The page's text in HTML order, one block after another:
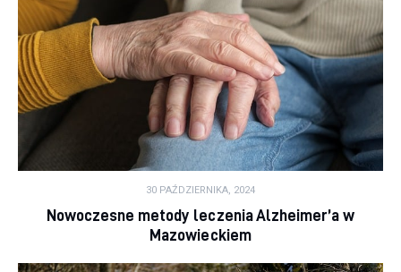
30 PAŹDZIERNIKA, 2024
Nowoczesne metody leczenia Alzheimer’a w
Mazowieckiem